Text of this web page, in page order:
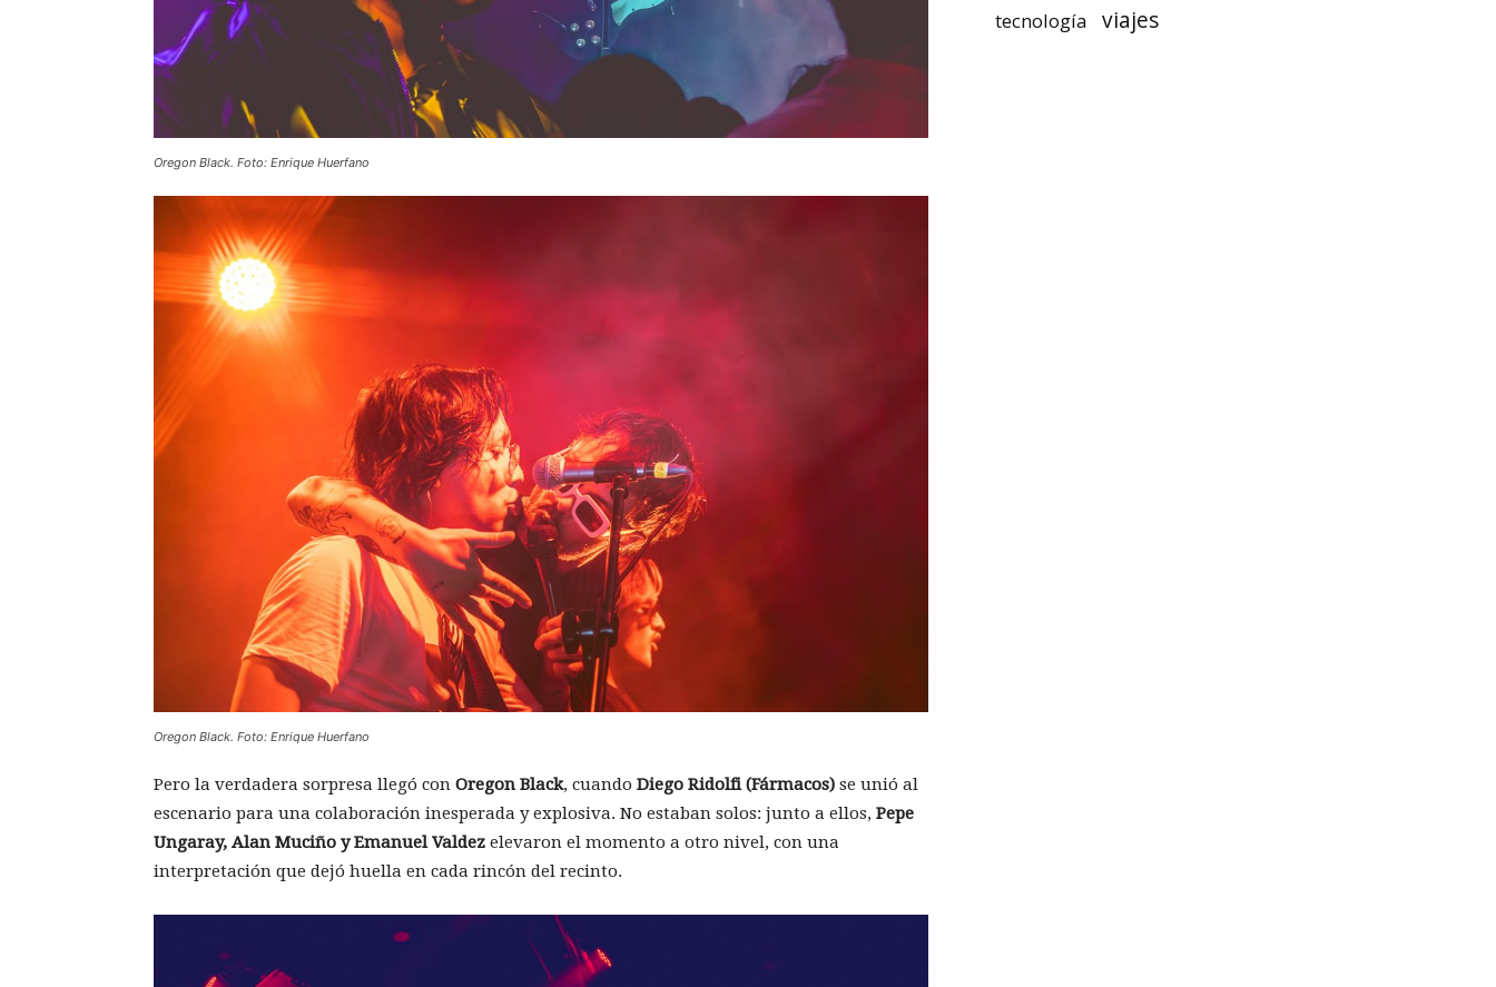
Oregon Black. Foto: Enrique Huerfano
Oregon Black. Foto: Enrique Huerfano
Pero la verdadera sorpresa llegó con Oregon Black, cuando Diego Ridolfi (Fármacos) se unió al
escenario para una colaboración inesperada y explosiva. No estaban solos: junto a ellos, Pepe
Ungaray, Alan Muciño y Emanuel Valdez elevaron el momento a otro nivel, con una
interpretación que dejó huella en cada rincón del recinto.
tecnología viajes